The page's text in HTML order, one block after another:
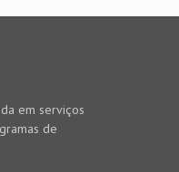
em serviços
de